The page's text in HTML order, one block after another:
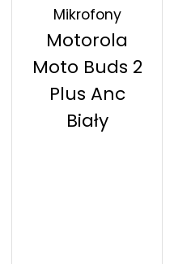
Mikrofony
Motorola
Moto Buds 2
Plus Anc
Biały